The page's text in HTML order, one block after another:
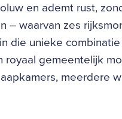
en ademt rust,
– waarvan zes
die unieke
gemeentelijk
meerdere